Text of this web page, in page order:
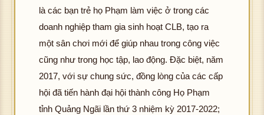
là các bạn trẻ họ Phạm làm việc ở trong các
doanh nghiệp tham gia sinh hoạt CLB, tạo ra
một sân chơi mới để giúp nhau trong công việc
cũng như trong học tập, lao động. Đặc biệt, năm
2017, với sự chung sức, đồng lòng của các cấp
hội đã tiến hành đại hội thành công Họ Phạm
tỉnh Quảng Ngãi lần thứ 3 nhiệm kỳ 2017-2022;